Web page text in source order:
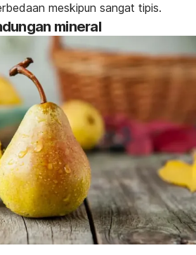
meskipun sangat tipis.
mineral